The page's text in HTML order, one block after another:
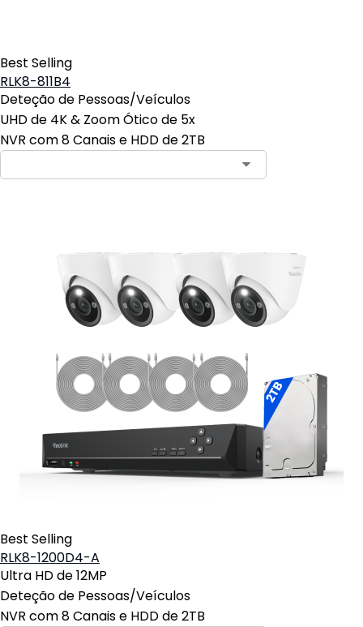
Best Selling
RLK8-811B4
Deteção de Pessoas/Veículos
UHD de 4K & Zoom Ótico de 5x
NVR com 8 Canais e HDD de 2TB
Best Selling
RLK8-1200D4-A
Ultra HD de 12MP
Deteção de Pessoas/Veículos
NVR com 8 Canais e HDD de 2TB